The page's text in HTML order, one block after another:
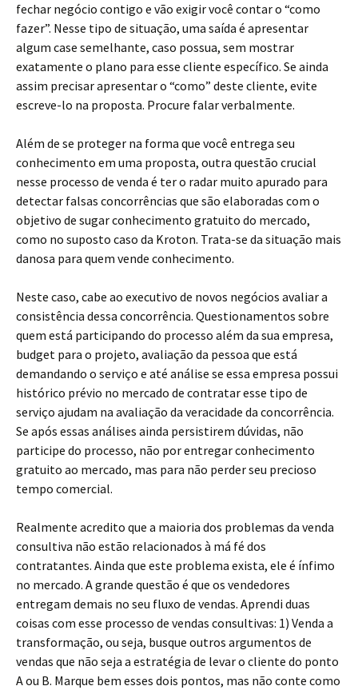
fechar negócio contigo e vão exigir você contar o “como
fazer”. Nesse tipo de situação, uma saída é apresentar
algum case semelhante, caso possua, sem mostrar
exatamente o plano para esse cliente específico. Se ainda
assim precisar apresentar o “como” deste cliente, evite
escreve-lo na proposta. Procure falar verbalmente.
Além de se proteger na forma que você entrega seu
conhecimento em uma proposta, outra questão crucial
nesse processo de venda é ter o radar muito apurado para
detectar falsas concorrências que são elaboradas com o
objetivo de sugar conhecimento gratuito do mercado,
como no suposto caso da Kroton. Trata-se da situação mais
danosa para quem vende conhecimento.
Neste caso, cabe ao executivo de novos negócios avaliar a
consistência dessa concorrência. Questionamentos sobre
quem está participando do processo além da sua empresa,
budget para o projeto, avaliação da pessoa que está
demandando o serviço e até análise se essa empresa possui
histórico prévio no mercado de contratar esse tipo de
serviço ajudam na avaliação da veracidade da concorrência.
Se após essas análises ainda persistirem dúvidas, não
participe do processo, não por entregar conhecimento
gratuito ao mercado, mas para não perder seu precioso
tempo comercial.
Realmente acredito que a maioria dos problemas da venda
consultiva não estão relacionados à má fé dos
contratantes. Ainda que este problema exista, ele é ínfimo
no mercado. A grande questão é que os vendedores
entregam demais no seu fluxo de vendas. Aprendi duas
coisas com esse processo de vendas consultivas: 1) Venda a
transformação, ou seja, busque outros argumentos de
vendas que não seja a estratégia de levar o cliente do ponto
A ou B. Marque bem esses dois pontos, mas não conte como